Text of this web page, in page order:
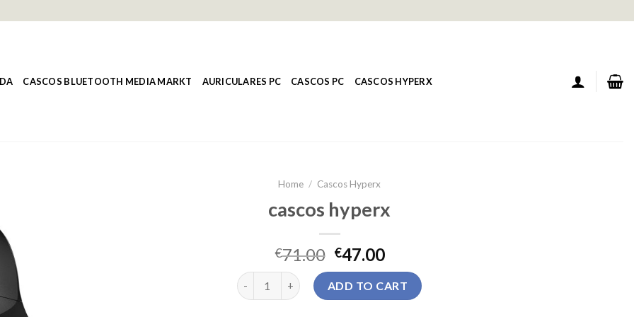
CASCOS BLUETOOTH MEDIA MARKT AURICULARES PC CASCOS PC CASCOS HYPERX
Home / Cascos Hyperx
cascos hyperx
€71.00 €47.00
cascos hyperx quantityADD TO CART